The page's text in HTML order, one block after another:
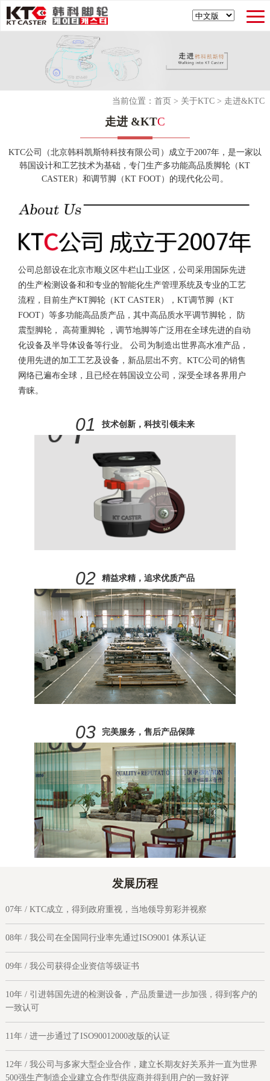
当前位置：首页 > 关于KTC > 走进&KTC
走进 &KTC
KTC公司（北京韩科凯斯特科技有限公司）成立于2007年，是一家以
韩国设计和工艺技术为基础，专门生产多功能高品质脚轮（KT
CASTER）和调节脚（KT FOOT）的现代化公司。
公司总部设在北京市顺义区牛栏山工业区，公司采用国际先进
的生产检测设备和和专业的智能化生产管理系统及专业的工艺
流程，目前生产KT脚轮（KT CASTER），KT调节脚（KT
FOOT）等多功能高品质产品，其中高品质水平调节脚轮， 防
震型脚轮， 高荷重脚轮 ，调节地脚等广泛用在全球先进的自动
化设备及半导体设备等行业。 公司为制造出世界高水准产品，
使用先进的加工工艺及设备，新品层出不穷。KTC公司的销售
网络已遍布全球，且已经在韩国设立公司，深受全球各界用户
青睐。
01 技术创新，科技引领未来
02 精益求精，追求优质产品
03 完美服务，售后产品保障
发展历程
07年 / KTC成立，得到政府重视，当地领导剪彩并视察
08年 / 我公司在全国同行业率先通过ISO9001 体系认证
09年 / 我公司获得企业资信等级证书
10年 / 引进韩国先进的检测设备，产品质量进一步加强，得到客户的
一致认可
11年 / 进一步通过了ISO90012000改版的认证
12年 / 我公司与多家大型企业合作，建立长期友好关系并一直为世界
500强生产制造企业建立合作型供应商并得到用户的一致好评